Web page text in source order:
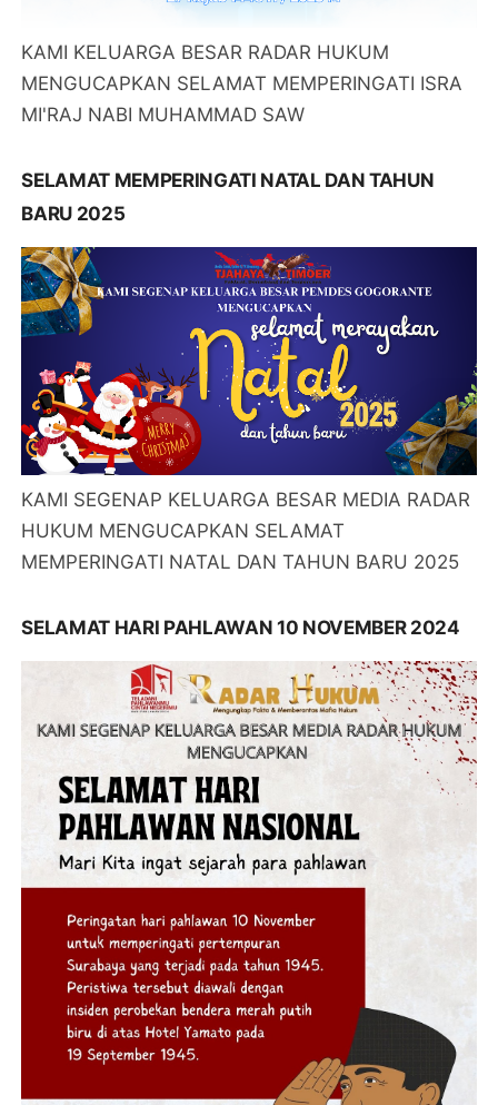
KAMI KELUARGA BESAR RADAR HUKUM
MENGUCAPKAN SELAMAT MEMPERINGATI ISRA
MI'RAJ NABI MUHAMMAD SAW
SELAMAT MEMPERINGATI NATAL DAN TAHUN
BARU 2025
KAMI SEGENAP KELUARGA BESAR MEDIA RADAR
HUKUM MENGUCAPKAN SELAMAT
MEMPERINGATI NATAL DAN TAHUN BARU 2025
SELAMAT HARI PAHLAWAN 10 NOVEMBER 2024